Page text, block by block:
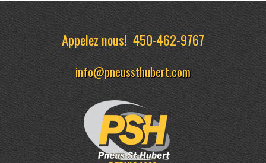
Appelez nous!450-462-9767
info@pneussthubert.com